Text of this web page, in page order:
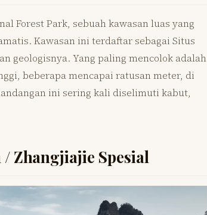
Forest Park, sebuah kawasan luas yang
Kawasan ini terdaftar sebagai Situs
geologisnya. Yang paling mencolok adalah
beberapa mencapai ratusan meter, di
ini sering kali diselimuti kabut,
Zhangjiajie Spesial